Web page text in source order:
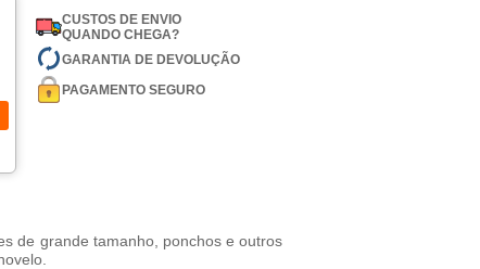
CUSTOS DE ENVIO
QUANDO CHEGA?
GARANTIA DE DEVOLUÇÃO
PAGAMENTO SEGURO
de grande tamanho, ponchos e outros